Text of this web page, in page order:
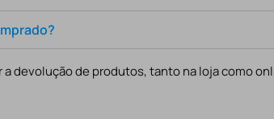
devolução de produtos, tanto na loja como